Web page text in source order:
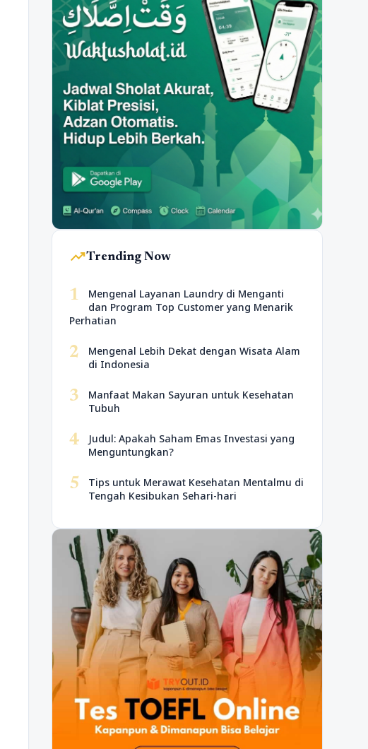
trending_upTrending Now
1
Mengenal Layanan Laundry di Menganti
dan Program Top Customer yang Menarik
Perhatian
2
Mengenal Lebih Dekat dengan Wisata Alam
di Indonesia
3
Manfaat Makan Sayuran untuk Kesehatan
Tubuh
4
Judul: Apakah Saham Emas Investasi yang
Menguntungkan?
5
Tips untuk Merawat Kesehatan Mentalmu di
Tengah Kesibukan Sehari-hari